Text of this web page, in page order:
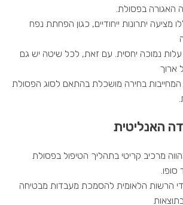
האגורה בפסולת.
יתרונות ייחודיים, כגון הפחתת נפח
נמוכה יחסית. עם זאת, לכל שיטה יש גם
ארוך
המחייבות בחירה מושכלת בהתאם לסוג הפסולת
האנליטית
מרכיב קריטי בתהליך הטיפול בפסולת
הרשות הלאומית להסמכת מעבדות מבטיחה